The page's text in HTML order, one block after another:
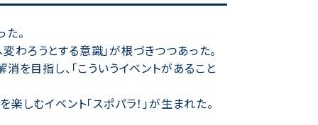
。
ろうとする意識」が根づきつつあった。
を目指し、「こういうイベントがあること
しむイベント「スポパラ！」が生まれた。